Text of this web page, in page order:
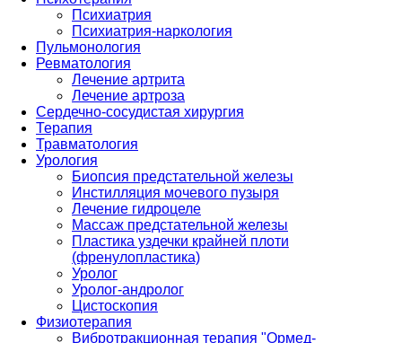
Психиатрия
Психиатрия-наркология
Пульмонология
Ревматология
Лечение артрита
Лечение артроза
Сердечно-сосудистая хирургия
Терапия
Травматология
Урология
Биопсия предстательной железы
Инстилляция мочевого пузыря
Лечение гидроцеле
Массаж предстательной железы
Пластика уздечки крайней плоти
(френулопластика)
Уролог
Уролог-андролог
Цистоскопия
Физиотерапия
Вибротракционная терапия "Ормед-